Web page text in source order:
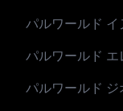
パルワールド イ
パルワールド
パルワールド